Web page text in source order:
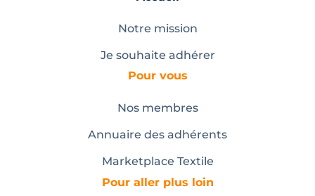
Notre mission
Je souhaite adhérer
Pour vous
Nos membres
Annuaire des adhérents
Marketplace Textile
Pour aller plus loin